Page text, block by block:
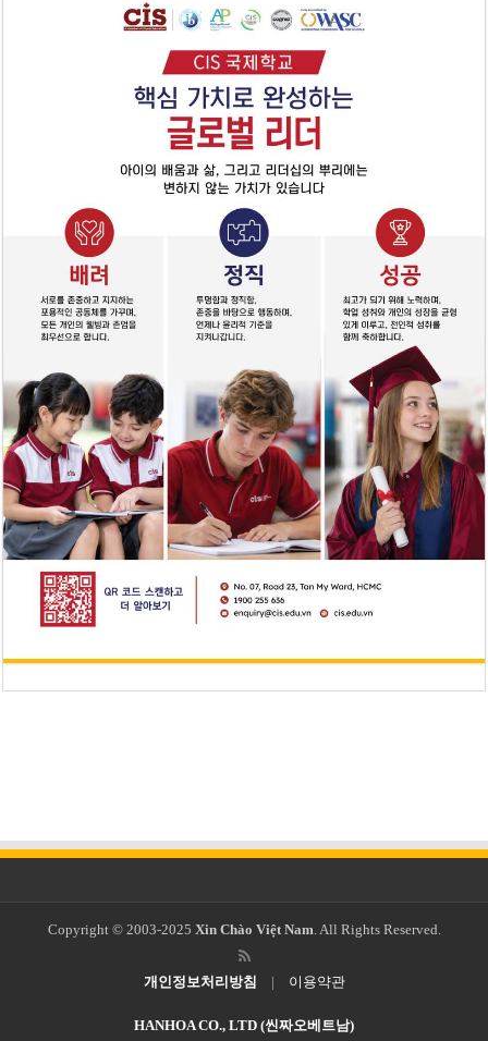
Copyright © 2003-2025 Xin Chào Việt Nam . All Rights Reserved.
개인정보처리방침 | 이용약관
HANHOA CO., LTD (씬짜오베트남)